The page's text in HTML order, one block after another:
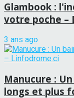
Glambook :
votre poche –
3 ans ago
Manucure :
longs et plus